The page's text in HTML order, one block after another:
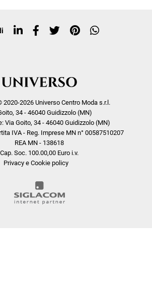
Top ricerche
2020-2026 Universo Centro Moda s.r.l.
34 - 46040 Guidizzolo (MN)
Via Goito, 34 - 46040 Guidizzolo (MN)
IVA - Reg. Imprese MN n° 00587510207
REA MN - 138618
Cap. Soc. 100.00,00 Euro i.v.
Privacy e Cookie policy